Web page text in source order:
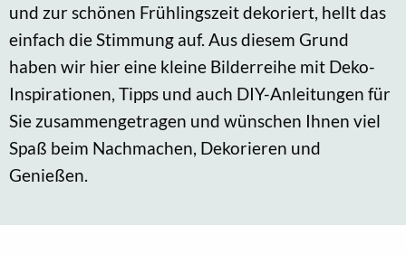
und zur schönen Frühlingszeit dekoriert, hellt das
einfach die Stimmung auf. Aus diesem Grund
haben wir hier eine kleine Bilderreihe mit Deko-
Inspirationen, Tipps und auch DIY-Anleitungen für
Sie zusammengetragen und wünschen Ihnen viel
Spaß beim Nachmachen, Dekorieren und
Genießen.